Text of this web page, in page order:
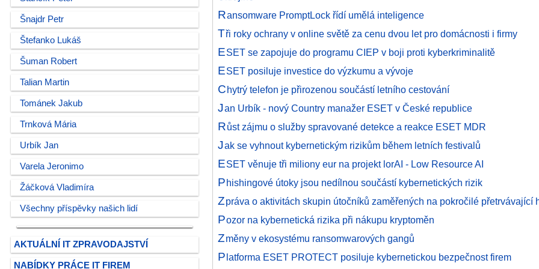
Šnajdr Petr
Štefanko Lukáš
Šuman Robert
Talian Martin
Tománek Jakub
Trnková Mária
Urbík Jan
Varela Jeronimo
Žáčková Vladimíra
Všechny příspěvky našich lidí
AKTUÁLNÍ IT ZPRAVODAJSTVÍ
NABÍDKY PRÁCE IT FIREM
Ransomware PromptLock řídí umělá inteligence
Tři roky ochrany v online světě za cenu dvou let pro domácnosti i firmy
ESET se zapojuje do programu CIEP v boji proti kyberkriminalitě
ESET posiluje investice do výzkumu a vývoje
Chytrý telefon je přirozenou součástí letního cestování
Jan Urbík - nový Country manažer ESET v České republice
Růst zájmu o služby spravované detekce a reakce ESET MDR
Jak se vyhnout kybernetickým rizikům během letních festivalů
ESET věnuje tři miliony eur na projekt lorAI - Low Resource AI
Phishingové útoky jsou nedílnou součástí kybernetických rizik
Zpráva o aktivitách skupin útočníků zaměřených na pokročilé přetrvávající
Pozor na kybernetická rizika při nákupu kryptoměn
Změny v ekosystému ransomwarových gangů
Platforma ESET PROTECT posiluje kybernetickou bezpečnost firem